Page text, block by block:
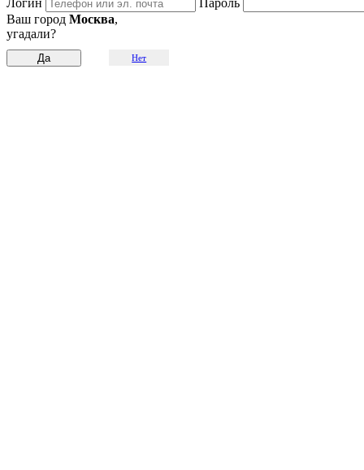
Ваш город Москва,
угадали?
Нет